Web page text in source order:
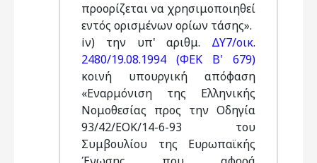
προορίζεται να χρησιμοποιηθεί
εντός ορισμένων ορίων τάσης».
iν) την υπ' αριθμ. ΔΥ7/οικ.
2480/19.08.1994 (ΦΕΚ Β' 679)
κοινή υπουργική απόφαση
«Εναρμόνιση της Ελληνικής
Νομοθεσίας προς την Οδηγία
93/42/ΕΟΚ/14-6-93 του
Συμβουλίου της Ευρωπαϊκής